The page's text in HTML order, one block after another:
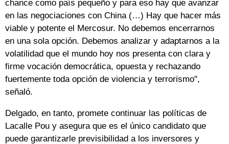
chance como país pequeño y para eso hay que avanzar
en las negociaciones con China (…) Hay que hacer más
viable y potente el Mercosur. No debemos encerrarnos
en una sola opción. Debemos analizar y adaptarnos a la
volatilidad que el mundo hoy nos presenta con clara y
firme vocación democrática, opuesta y rechazando
fuertemente toda opción de violencia y terrorismo",
señaló.
Delgado, en tanto, promete continuar las políticas de
Lacalle Pou y asegura que es el único candidato que
puede garantizarle previsibilidad a los inversores y